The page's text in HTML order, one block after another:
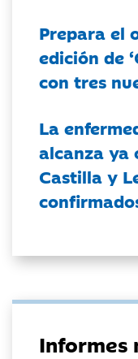
Prepara el
edición de
con tres
La
alcanza ya
Castilla y
Informes